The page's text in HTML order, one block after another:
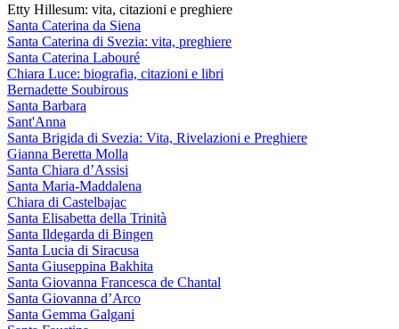
Etty Hillesum: vita, citazioni e preghiere
Santa Caterina da Siena
Santa Caterina di Svezia: vita, preghiere
Santa Caterina Labouré
Chiara Luce: biografia, citazioni e libri
Bernadette Soubirous
Santa Barbara
Sant'Anna
Santa Brigida di Svezia: Vita, Rivelazioni e Preghiere
Gianna Beretta Molla
Santa Chiara d’Assisi
Santa Maria-Maddalena
Chiara di Castelbajac
Santa Elisabetta della Trinità
Santa Ildegarda di Bingen
Santa Lucia di Siracusa
Santa Giuseppina Bakhita
Santa Giovanna Francesca de Chantal
Santa Giovanna d’Arco
Santa Gemma Galgani